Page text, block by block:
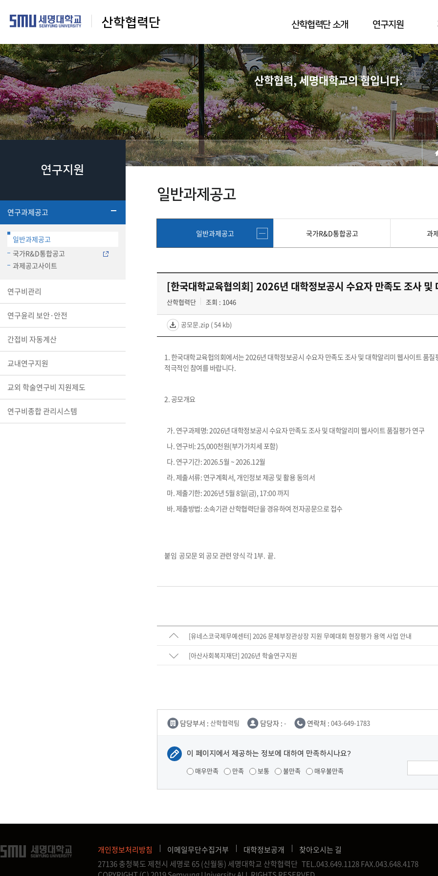
산학협력단 산학협력단 소개 연구지원
산학협력, 세명대학교의 힘입니다.
연구지원
연구과제공고
일반과제공고
국가R&D통합공고
과제공고사이트
연구비관리
연구윤리 보안·안전
간접비 자동계산
교내연구지원
교외 학술연구비 지원제도
연구비종합 관리시스템
일반과제공고
일반과제공고 국가R&D통합공고 과
[한국대학교육협의회] 2026년 대학정보공시 수요자 만족도 조사 및
산학협력단 조회 : 1046
공모문.zip ( 54 kb)
1. 한국대학교육헙의회에서는 2026년 대학정보공시 수요자 만족도 조사 및 대학알리미 웹사이트 품
적극적인 참여를 바랍니다.
2. 공모개요
가. 연구과제명: 2026년 대학정보공시 수요자 만족도 조사 및 대학알리미 웹사이트 품질평가 연구
나. 연구비: 25,000천원(부가가치세 포함)
다. 연구기간: 2026.5월 ~ 2026.12월
라. 제출서류: 연구계획서, 개인정보 제공 및 활용 동의서
마. 제출기한: 2026년 5월 8일(금), 17:00 까지
바. 제출방법: 소속기관 산학협력단을 경유하여 전자공문으로 접수
붙임 공모문 외 공모 관련 양식 각 1부. 끝.
[유네스코국제무예센터] 2026 문체부장관상장 지원 무예대회 현장평가 용역 사업 안내
[아산사회복지재단] 2026년 학술연구지원
담당부서 : 산학협력팀 담당자 : - 연락처 : 043-649-1783
이 페이지에서 제공하는 정보에 대하여 만족하시나요?
매우만족 만족 보통 불만족 매우불만족
개인정보처리방침 이메일무단수집거부 대학정보공개
찾아오시는 길
27136 충청북도 제천시 세명로 65 (신월동) 세명대학교 산학협력단 TEL.043.649.1128FAX.043.648.4178